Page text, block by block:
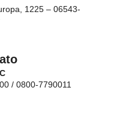
1225 – 06543-
/ 0800-7790011